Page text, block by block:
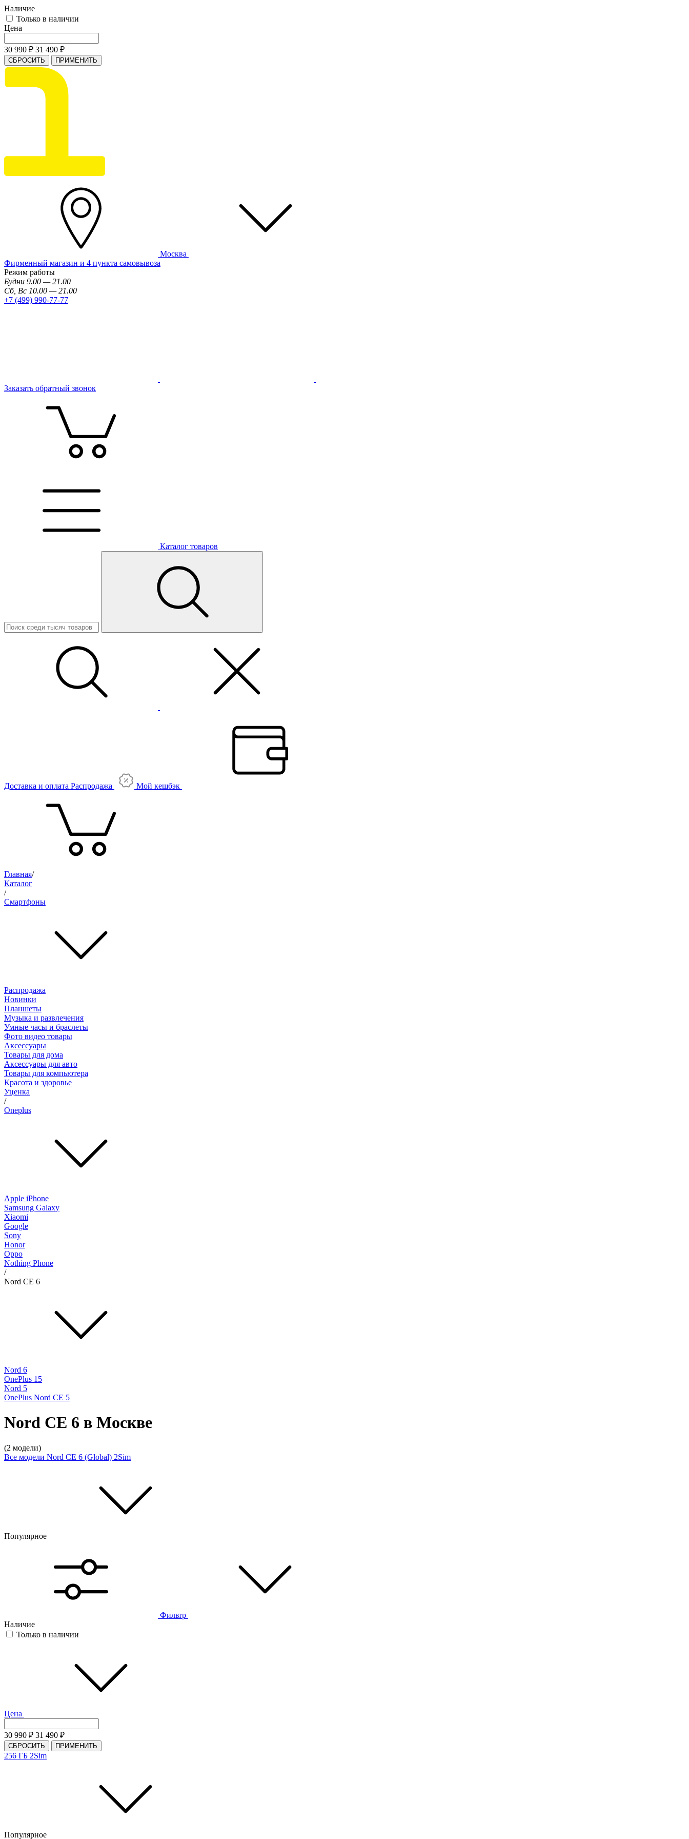
Наличие
Только в наличии
Цена
30 990 ₽ 31 490 ₽
СБРОСИТЬ ПРИМЕНИТЬ
Москва
Фирменный магазин и 4 пункта самовывоза
Режим работы
Будни 9.00 — 21.00
Сб, Вс 10.00 — 21.00
+7 (499) 990-77-77
Заказать обратный звонок
Каталог товаров
Доставка и оплата Распродажа Мой кешбэк
Главная/
Каталог
/
Смартфоны
Распродажа
Новинки
Планшеты
Музыка и развлечения
Умные часы и браслеты
Фото видео товары
Аксессуары
Товары для дома
Аксессуары для авто
Товары для компьютера
Красота и здоровье
Уценка
/
Oneplus
Apple iPhone
Samsung Galaxy
Xiaomi
Google
Sony
Honor
Oppo
Nothing Phone
/
Nord CE 6
Nord 6
OnePlus 15
Nord 5
OnePlus Nord CE 5
Nord CE 6 в Москве
(2 модели)
Все модели Nord CE 6 (Global) 2Sim
Популярное
Фильтр
Наличие
Только в наличии
Цена
30 990 ₽ 31 490 ₽
СБРОСИТЬ ПРИМЕНИТЬ
256 ГБ 2Sim
Популярное